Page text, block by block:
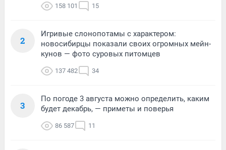
158 101 15
2
Игривые слонопотамы с характером:
новосибирцы показали своих огромных мейн-
кунов — фото суровых питомцев
137 482 34
3
По погоде 3 августа можно определить, каким
будет декабрь, — приметы и поверья
86 587 11